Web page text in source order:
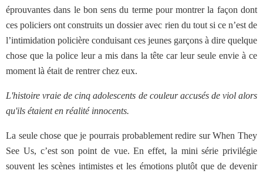
éprouvantes dans le bon sens du terme pour montrer la façon dont
ces policiers ont construits un dossier avec rien du tout si ce n’est de
l’intimidation policière conduisant ces jeunes garçons à dire quelque
chose que la police leur a mis dans la tête car leur seule envie à ce
moment là était de rentrer chez eux.
L'histoire vraie de cinq adolescents de couleur accusés de viol alors
qu'ils étaient en réalité innocents.
La seule chose que je pourrais probablement redire sur When They
See Us, c’est son point de vue. En effet, la mini série privilégie
souvent les scènes intimistes et les émotions plutôt que de devenir